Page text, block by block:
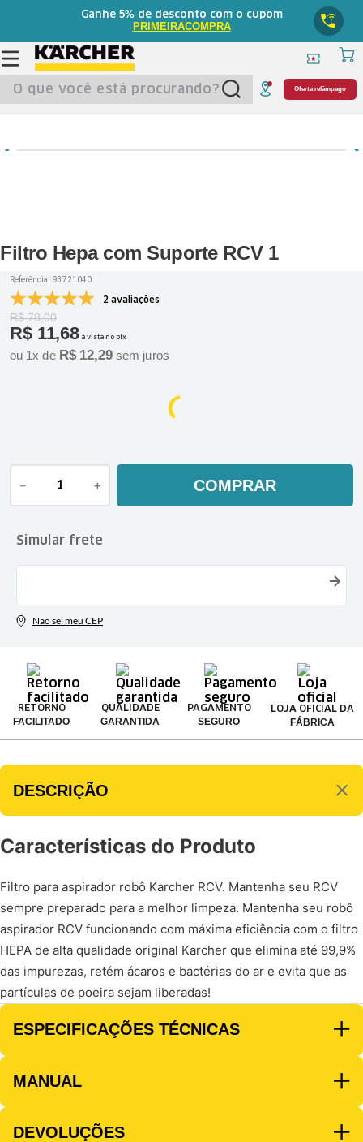
Ganhe 5%de desconto com o cupom
PRIMEIRACOMPRA
O que você está procurando? Oferta relâmpago
Filtro Hepa com Suporte RCV 1
Referência::93721040
2 avaliações
R$ 78,00
R$ 11,68 à vista no pix
ou 1x de R$ 12,29 sem juros
＋
－ COMPRAR
RETORNO
FACILITADO
QUALIDADE
GARANTIDA
PAGAMENTO
SEGURO
LOJA OFICIAL DA
FÁBRICA
DESCRIÇÃO
Características do Produto
Filtro para aspirador robô Karcher RCV. Mantenha seu RCV
sempre preparado para a melhor limpeza. Mantenha seu robô
aspirador RCV funcionando com máxima eficiência com o filtro
HEPA de alta qualidade original Karcher que elimina até 99,9%
das impurezas, retém ácaros e bactérias do ar e evita que as
partículas de poeira sejam liberadas!
ESPECIFICAÇÕES TÉCNICAS
MANUAL
DEVOLUÇÕES